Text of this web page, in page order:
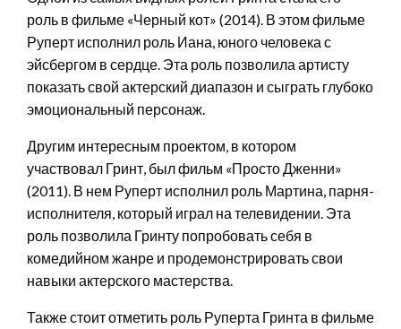
роль в фильме «Черный кот» (2014). В этом фильме
Руперт исполнил роль Иана, юного человека с
эйсбергом в сердце. Эта роль позволила артисту
показать свой актерский диапазон и сыграть глубоко
эмоциональный персонаж.
Другим интересным проектом, в котором
участвовал Гринт, был фильм «Просто Дженни»
(2011). В нем Руперт исполнил роль Мартина, парня-
исполнителя, который играл на телевидении. Эта
роль позволила Гринту попробовать себя в
комедийном жанре и продемонстрировать свои
навыки актерского мастерства.
Также стоит отметить роль Руперта Гринта в фильме